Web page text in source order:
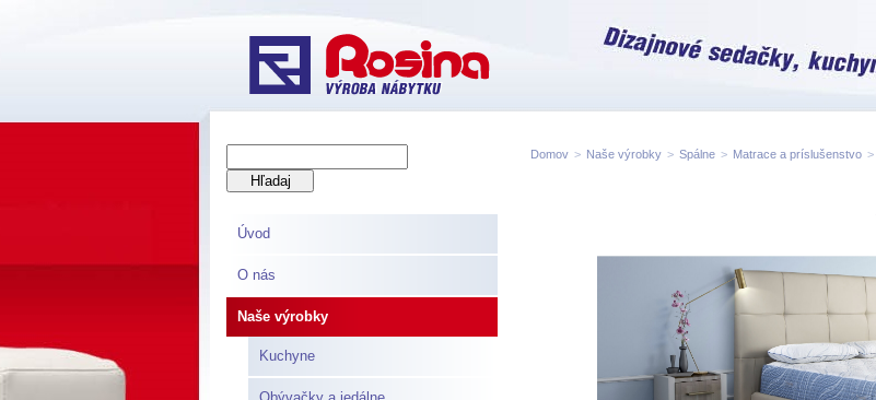
Úvod
O nás
Naše výrobky
Kuchyne
Domov > Naše výrobky > Spálne > Matrace a príslušenstvo >